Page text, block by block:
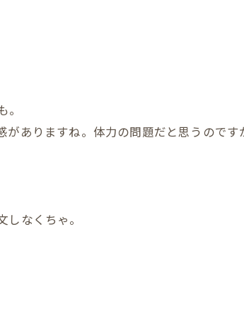
ありますね。体力の問題だと思うのです
なくちゃ。